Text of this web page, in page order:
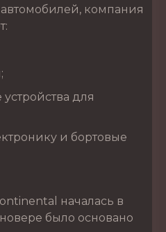
компания
для
и бортовые
началась в
было основано